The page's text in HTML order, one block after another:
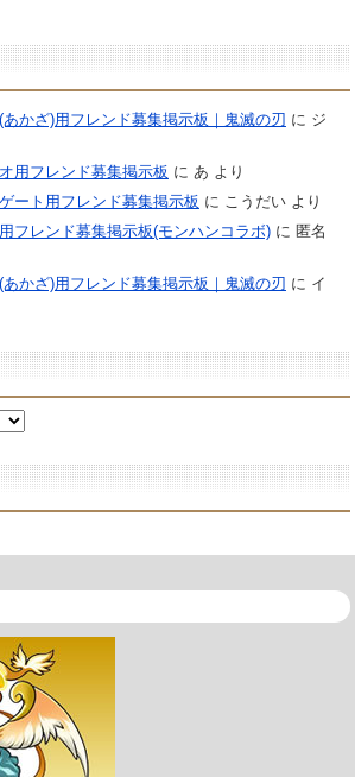
あかざ)用フレンド募集掲示板｜鬼滅の刃 に ジ
用フレンド募集掲示板 に あ より
ート用フレンド募集掲示板 に こうだいより
フレンド募集掲示板(モンハンコラボ)に 匿名
あかざ)用フレンド募集掲示板｜鬼滅の刃 に イ